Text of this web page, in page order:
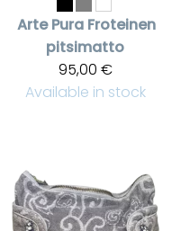
Arte Pura Froteinen
pitsimatto
95,00 €
Available in stock